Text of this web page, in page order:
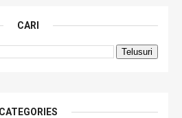
CARI
CATEGORIES